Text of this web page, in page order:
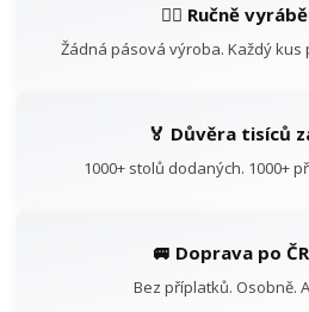
👷‍♂️ Ručně
Žádná pásová výroba. Každý kus
🏅 Důvěra tisíců
1000+ stolů dodaných. 1000+
🚐 Doprava po
Bez příplatků. Osobně.